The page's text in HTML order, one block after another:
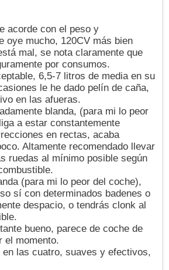
acorde con el peso y
oye mucho, 120CV más bien
mal, se nota claramente que
por consumos.
6,5-7 litros de media en su
le he dado pelín de caña,
en las afueras.
blanda, (para mi lo peor
a estar constantemente
en rectas, acaba
Altamente recomendado llevar
ruedas al mínimo posible según
(para mi lo peor del coche),
sí con determinados badenes o
despacio, o tendrás clonk al
bueno, parece de coche de
el momento.
las cuatro, suaves y efectivos,